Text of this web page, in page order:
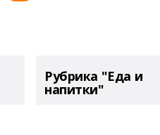
Рубрика "Еда и
напитки"